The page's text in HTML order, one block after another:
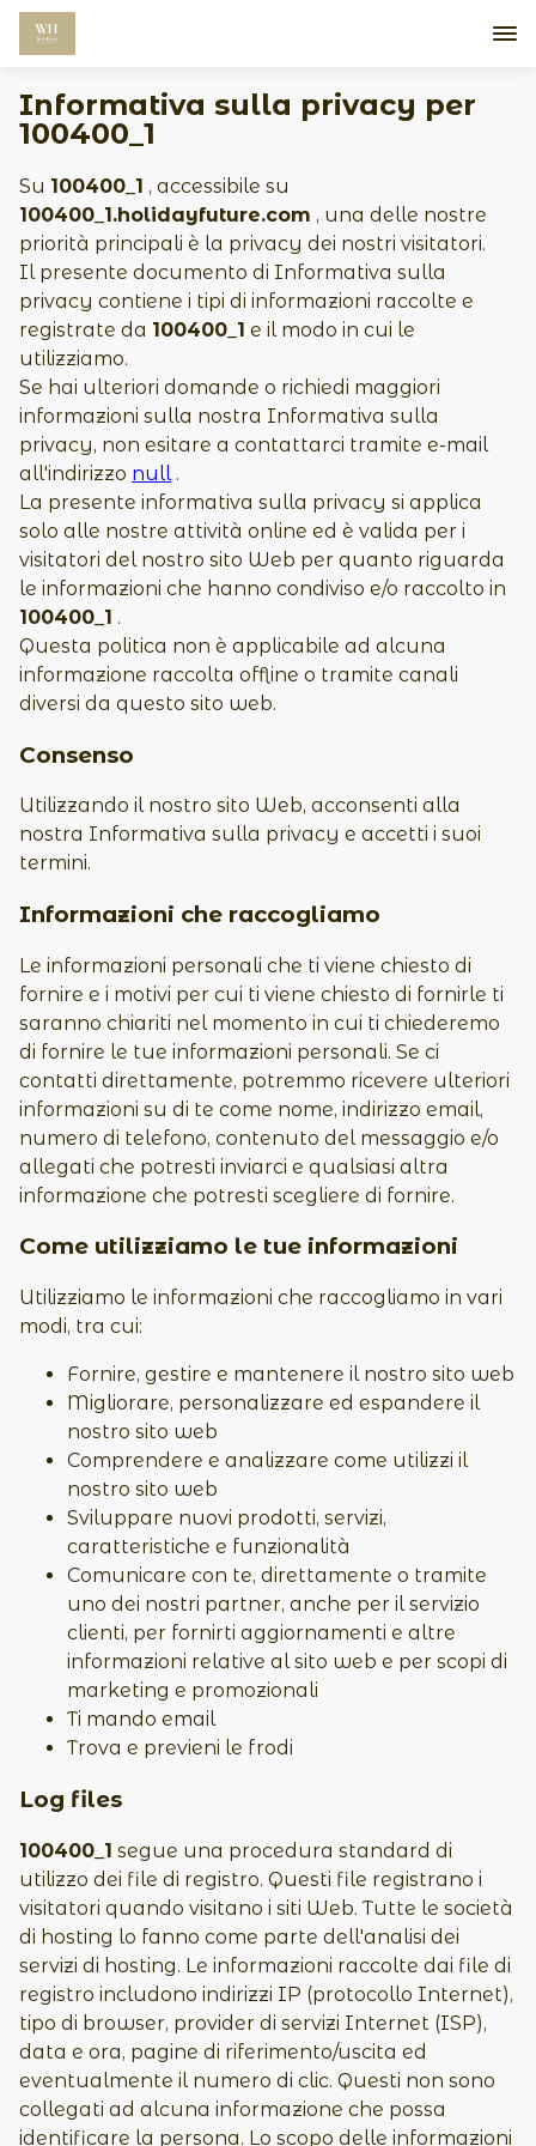
Informativa sulla privacy per
100400_1
Su 100400_1 , accessibile su
100400_1.holidayfuture.com , una delle nostre
priorità principali è la privacy dei nostri visitatori.
Il presente documento di Informativa sulla
privacy contiene i tipi di informazioni raccolte e
registrate da 100400_1 e il modo in cui le
utilizziamo.
Se hai ulteriori domande o richiedi maggiori
informazioni sulla nostra Informativa sulla
privacy, non esitare a contattarci tramite e-mail
all'indirizzo null.
La presente informativa sulla privacy si applica
solo alle nostre attività online ed è valida per i
visitatori del nostro sito Web per quanto riguarda
le informazioni che hanno condiviso e/o raccolto in
100400_1 .
Questa politica non è applicabile ad alcuna
informazione raccolta offline o tramite canali
diversi da questo sito web.
Consenso
Utilizzando il nostro sito Web, acconsenti alla
nostra Informativa sulla privacy e accetti i suoi
termini.
Informazioni che raccogliamo
Le informazioni personali che ti viene chiesto di
fornire e i motivi per cui ti viene chiesto di fornirle ti
saranno chiariti nel momento in cui ti chiederemo
di fornire le tue informazioni personali. Se ci
contatti direttamente, potremmo ricevere ulteriori
informazioni su di te come nome, indirizzo email,
numero di telefono, contenuto del messaggio e/o
allegati che potresti inviarci e qualsiasi altra
informazione che potresti scegliere di fornire.
Come utilizziamo le tue informazioni
Utilizziamo le informazioni che raccogliamo in vari
modi, tra cui:
Fornire, gestire e mantenere il nostro sito web
Migliorare, personalizzare ed espandere il
nostro sito web
Comprendere e analizzare come utilizzi il
nostro sito web
Sviluppare nuovi prodotti, servizi,
caratteristiche e funzionalità
Comunicare con te, direttamente o tramite
uno dei nostri partner, anche per il servizio
clienti, per fornirti aggiornamenti e altre
informazioni relative al sito web e per scopi di
marketing e promozionali
Ti mando email
Trova e previeni le frodi
Log files
100400_1 segue una procedura standard di
utilizzo dei file di registro. Questi file registrano i
visitatori quando visitano i siti Web. Tutte le società
di hosting lo fanno come parte dell'analisi dei
servizi di hosting. Le informazioni raccolte dai file di
registro includono indirizzi IP (protocollo Internet),
tipo di browser, provider di servizi Internet (ISP),
data e ora, pagine di riferimento/uscita ed
eventualmente il numero di clic. Questi non sono
collegati ad alcuna informazione che possa
identificare la persona. Lo scopo delle informazioni